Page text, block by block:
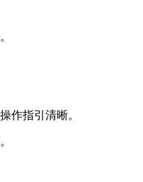
指引清晰。